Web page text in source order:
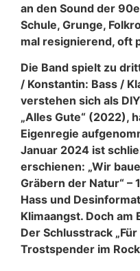
an den Sound der
Schule, Grunge,
mal resignierend, oft
Die Band spielt zu
/ Konstantin: Bass /
verstehen sich als
„Alles Gute“ (2022),
Eigenregie
Januar 2024 ist
erschienen: „Wir
Gräbern der Natur“ –
Hass und
Klimaangst. Doch am
Der Schlusstrack
Trostspender im